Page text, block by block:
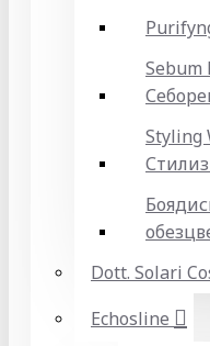
Sebum
Styling
Dott. Solari
Echosline